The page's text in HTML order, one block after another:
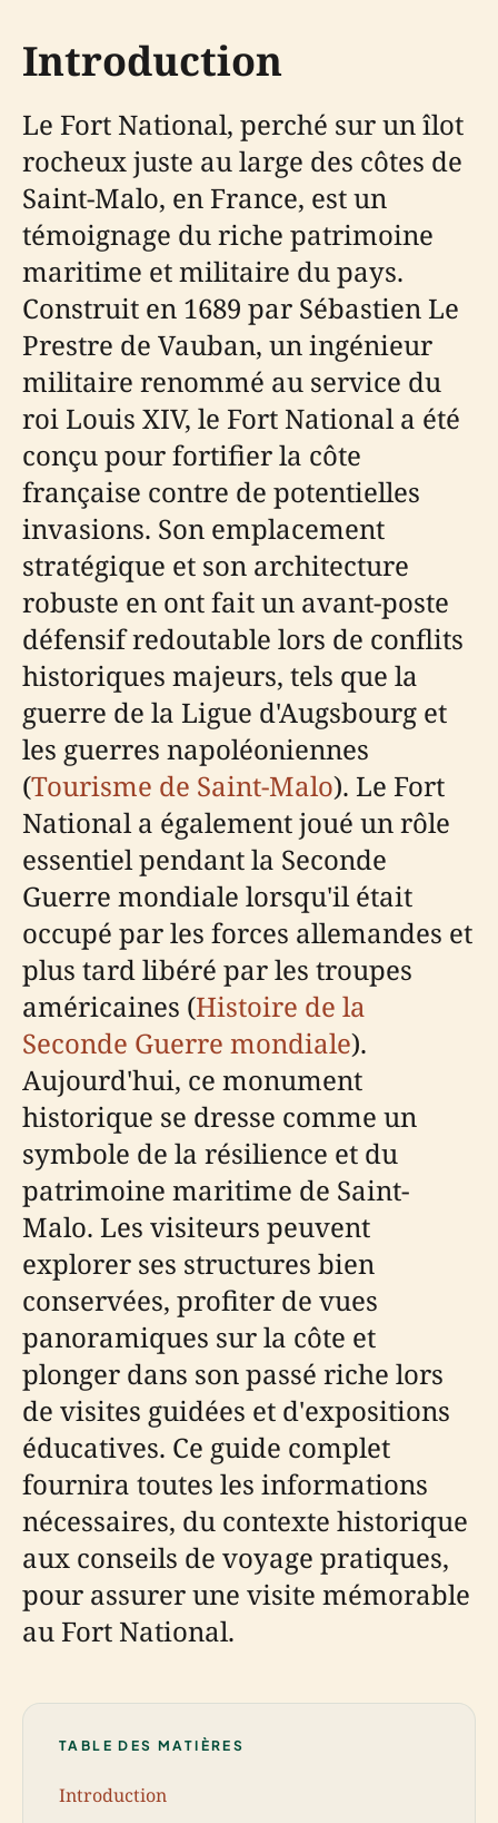
Introduction
Le Fort National, perché sur un îlot
rocheux juste au large des côtes de
Saint-Malo, en France, est un
témoignage du riche patrimoine
maritime et militaire du pays.
Construit en 1689 par Sébastien Le
Prestre de Vauban, un ingénieur
militaire renommé au service du
roi Louis XIV, le Fort National a été
conçu pour fortifier la côte
française contre de potentielles
invasions. Son emplacement
stratégique et son architecture
robuste en ont fait un avant-poste
défensif redoutable lors de conflits
historiques majeurs, tels que la
guerre de la Ligue d'Augsbourg et
les guerres napoléoniennes
(Tourisme de Saint-Malo). Le Fort
National a également joué un rôle
essentiel pendant la Seconde
Guerre mondiale lorsqu'il était
occupé par les forces allemandes et
plus tard libéré par les troupes
américaines (Histoire de la
Seconde Guerre mondiale).
Aujourd'hui, ce monument
historique se dresse comme un
symbole de la résilience et du
patrimoine maritime de Saint-
Malo. Les visiteurs peuvent
explorer ses structures bien
conservées, profiter de vues
panoramiques sur la côte et
plonger dans son passé riche lors
de visites guidées et d'expositions
éducatives. Ce guide complet
fournira toutes les informations
nécessaires, du contexte historique
aux conseils de voyage pratiques,
pour assurer une visite mémorable
au Fort National.
TABLE DES MATIÈRES
Introduction